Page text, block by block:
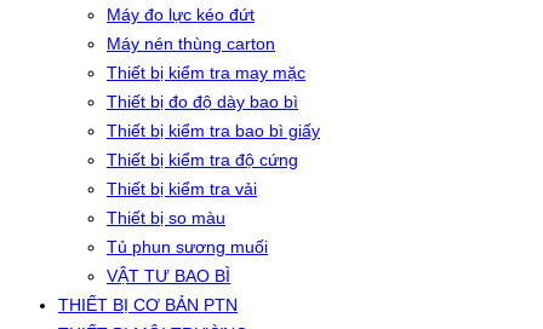
Máy đo lực kéo đứt
Máy nén thùng carton
Thiết bị kiểm tra may mặc
Thiết bị đo độ dày bao bì
Thiết bị kiểm tra bao bì giấy
Thiết bị kiểm tra độ cứng
Thiết bị kiểm tra vải
Thiết bị so màu
Tủ phun sương muối
VẬT TƯ BAO BÌ
THIẾT BỊ CƠ BẢN PTN